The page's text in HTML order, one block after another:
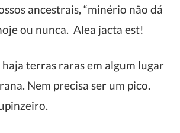
ancestrais, “minério não dá
ou nunca. Alea jacta est!
terras raras em algum lugar
Nem precisa ser um pico.